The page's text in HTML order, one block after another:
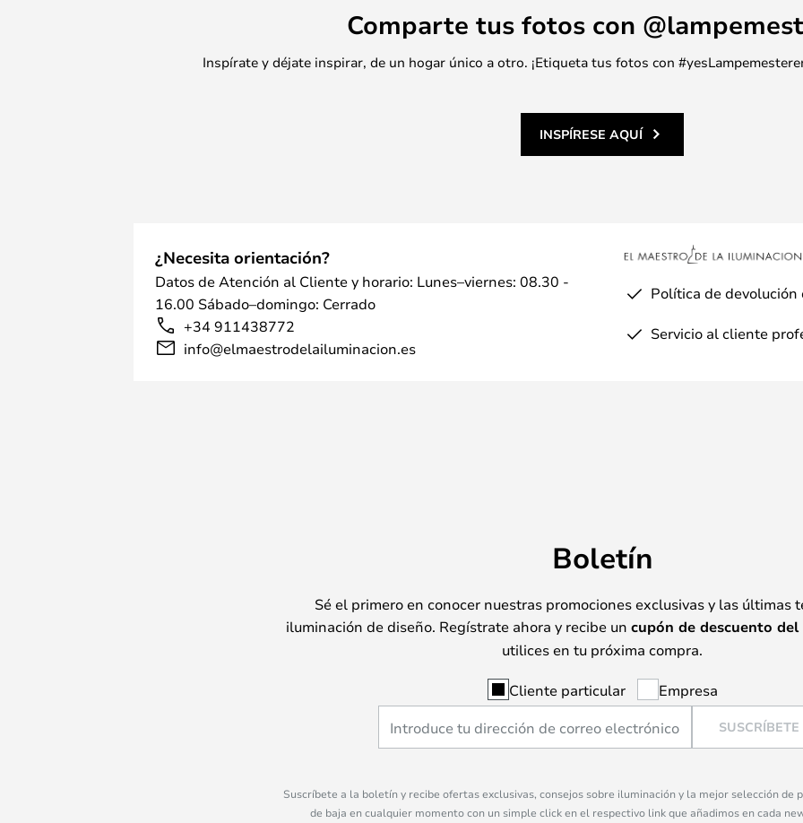
Comparte tus fotos con
Inspírate y déjate inspirar, de un hogar único a otro. ¡Etiqueta tus fotos con
INSPÍRESE AQUÍ
¿Necesita orientación?
Datos de Atención al Cliente y horario: Lunes–viernes: 08.30 -
16.00 Sábado–domingo: Cerrado
+34 911438772
info@elmaestrodelailuminacion.es
Política de devolución
Servicio al cliente
Boletín
Sé el primero en conocer nuestras promociones exclusivas y las últimas
iluminación de diseño. Regístrate ahora y recibe un cupón de descuento del
utilices en tu próxima compra.
Cliente particular Empresa
SUSCRÍBETE
Suscríbete a la boletín y recibe ofertas exclusivas, consejos sobre iluminación y la mejor selección de
de baja en cualquier momento con un simple click en el respectivo link que añadimos en cada